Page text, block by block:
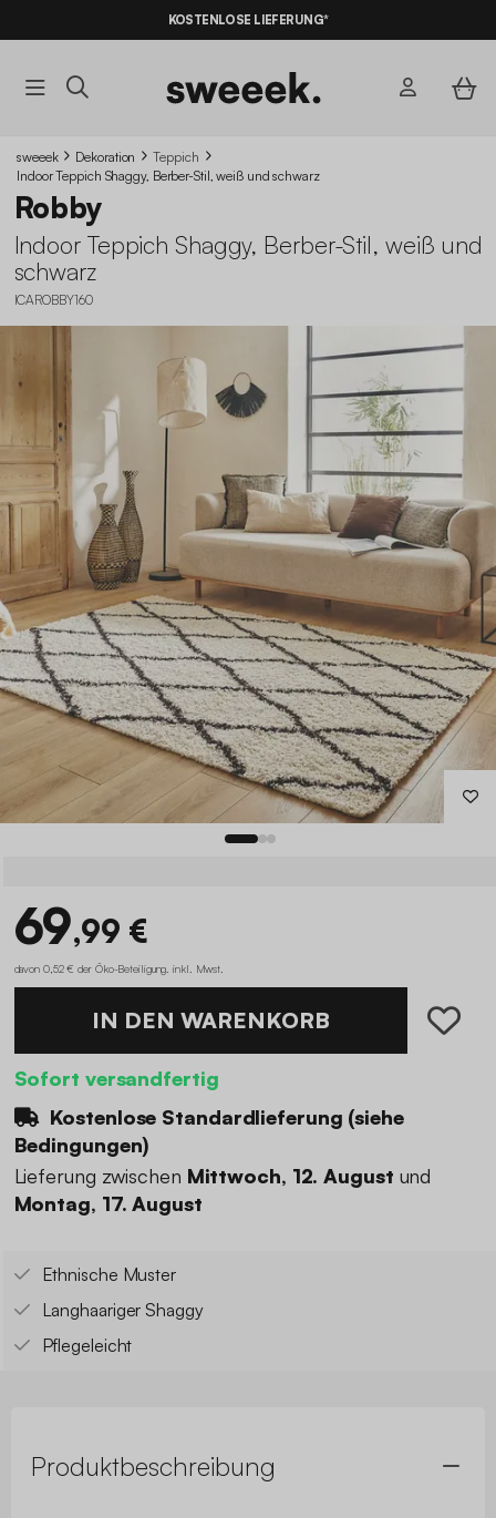
KOSTENLOSE LIEFERUNG*
sweeek Dekoration
Teppich
Indoor Teppich Shaggy, Berber-Stil, weiß und schwarz
Robby
Indoor Teppich Shaggy, Berber-Stil, weiß und
schwarz
ICAROBBY160
69,99 €
davon 0,52 € der Öko-Beteiligung inkl. Mwst.
IN DEN WARENKORB
Sofort versandfertig
Kostenlose Standardlieferung (siehe
Bedingungen)
Lieferung zwischen Mittwoch, 12. August und
Montag, 17. August
Ethnische Muster
Langhaariger Shaggy
Pflegeleicht
Produktbeschreibung